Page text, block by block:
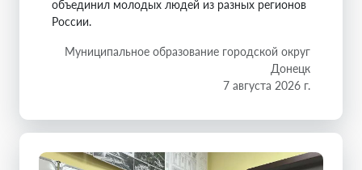
объединил молодых людей из разных регионов
России.
Муниципальное образование городской округ
Донецк
7 августа 2026 г.